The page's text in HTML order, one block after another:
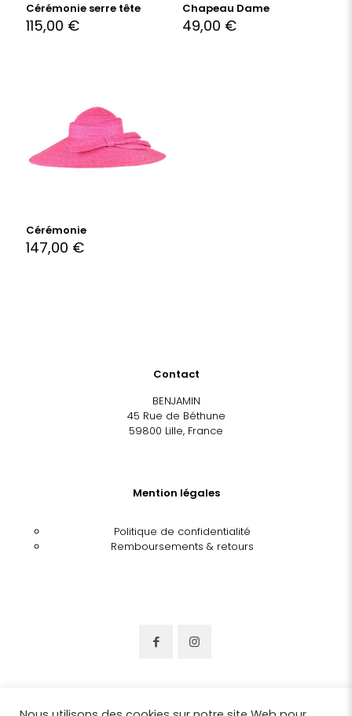
Cérémonie serre tête
115,00 €
Chapeau Dame
49,00 €
Cérémonie
147,00 €
Contact
BENJAMIN
45 Rue de Béthune
59800 Lille, France
Mention légales
Politique de confidentialité
Remboursements & retours